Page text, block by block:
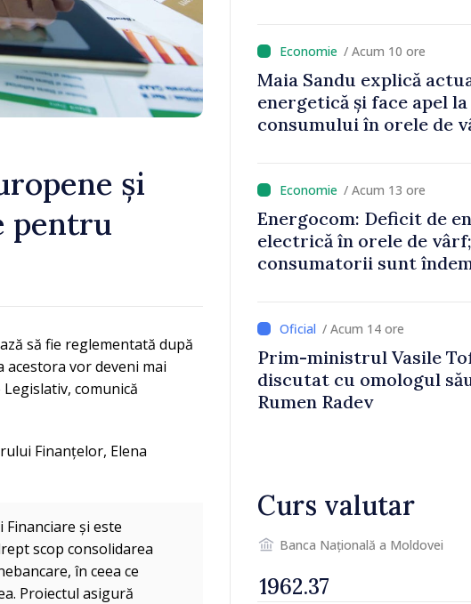
și
pentru
să fie reglementată după
vor deveni mai
comunică
Finanțelor, Elena
și este
scop consolidarea
în ceea ce
Proiectul asigură
/ Acum 10 ore
Maia Sandu explică
energetică și face apel
consumului în orele de
/ Acum 13 ore
Energocom: Deficit de
electrică în orele de vârf;
consumatorii sunt
/ Acum 14 ore
Prim-ministrul Vasile
discutat cu omologul
Rumen Radev
Curs valutar
Banca Națională a Moldovei